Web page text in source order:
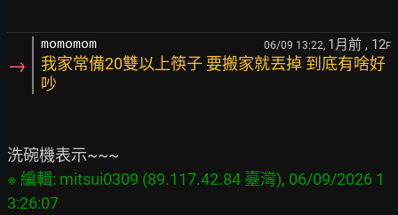
→
momomom 06/09 13:22, 1月前 , 12F
我家常備20雙以上筷子 要搬家就丟掉 到底有啥好
吵
※ 編輯: mitsui0309 (89.117.42.84 臺灣), 06/09/2026 1